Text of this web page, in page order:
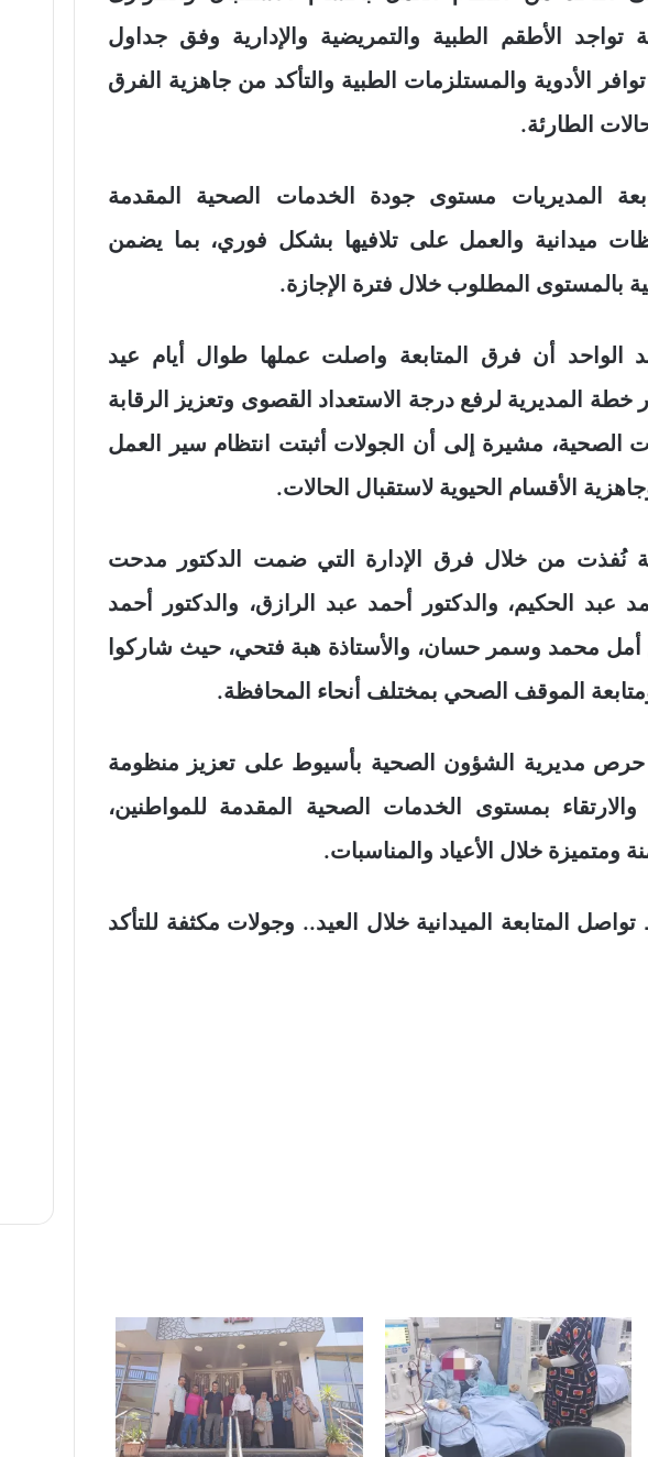
تواجد الأطقم الطبية والتمريضية والإدارية وفق جداول
الأدوية والمستلزمات الطبية والتأكد من جاهزية الفرق
الطارئة.
المديريات مستوى جودة الخدمات الصحية المقدمة
ميدانية والعمل على تلافيها بشكل فوري، بما يضمن
بالمستوى المطلوب خلال فترة الإجازة.
الواحد أن فرق المتابعة واصلت عملها طوال أيام عيد
المديرية لرفع درجة الاستعداد القصوى وتعزيز الرقابة
الصحية، مشيرة إلى أن الجولات أثبتت انتظام سير العمل
الأقسام الحيوية لاستقبال الحالات.
نُفذت من خلال فرق الإدارة التي ضمت الدكتور مدحت
عبد الحكيم، والدكتور أحمد عبد الرازق، والدكتور أحمد
محمد وسمر حسان، والأستاذة هبة فتحي، حيث شاركوا
ومتابعة الموقف الصحي بمختلف أنحاء المحافظة.
حرص مديرية الشؤون الصحية بأسيوط على تعزيز منظومة
والارتقاء بمستوى الخدمات الصحية المقدمة للمواطنين،
ومتميزة خلال الأعياد والمناسبات.
المتابعة الميدانية خلال العيد.. وجولات مكثفة للتأكد